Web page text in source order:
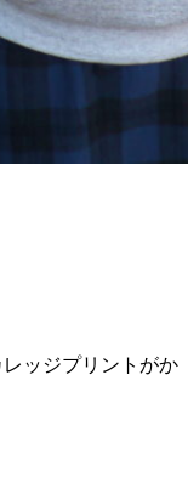
ッジプリントがか